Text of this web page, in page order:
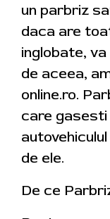
un parbriz
daca are
inglobate,
de aceea,
online.ro.
care
de ele.
De ce